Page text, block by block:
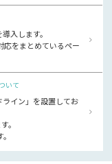
入します。
応をまとめているペー
いて
ライン」を設置してお
。